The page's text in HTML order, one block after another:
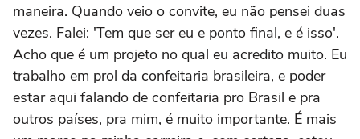
maneira. Quando veio o convite, eu não pensei duas
vezes. Falei: 'Tem que ser eu e ponto final, e é isso'.
Acho que é um projeto no qual eu acredito muito. Eu
trabalho em prol da confeitaria brasileira, e poder
estar aqui falando de confeitaria pro Brasil e pra
outros países, pra mim, é muito importante. É mais